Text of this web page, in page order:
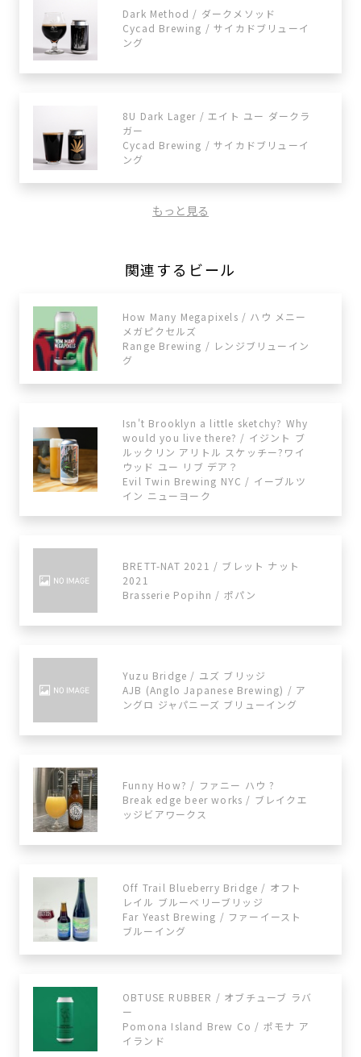
Dark Method / ダークメソッド
Cycad Brewing / サイカドブリューイ
ング
8U Dark Lager / エイト ユー ダークラ
ガー
Cycad Brewing / サイカドブリューイ
ング
もっと見る
関連するビール
How Many Megapixels / ハウ メニー
メガピクセルズ
Range Brewing / レンジブリューイン
グ
Isn't Brooklyn a little sketchy? Why
would you live there? / イジント ブ
ルックリン アリトル スケッチー?ワイ
ウッド ユー リブ デア？
Evil Twin Brewing NYC / イーブルツ
イン ニューヨーク
BRETT-NAT 2021 / ブレット ナット
2021
Brasserie Popihn / ポパン
Yuzu Bridge / ユズ ブリッジ
AJB (Anglo Japanese Brewing) / ア
ングロ ジャパニーズ ブリューイング
Funny How? / ファニー ハウ ?
Break edge beer works / ブレイクエ
ッジビアワークス
Off Trail Blueberry Bridge / オフト
レイル ブルーベリーブリッジ
Far Yeast Brewing / ファーイースト
ブルーイング
OBTUSE RUBBER / オブチューブ ラバ
ー
Pomona Island Brew Co / ポモナ ア
イランド